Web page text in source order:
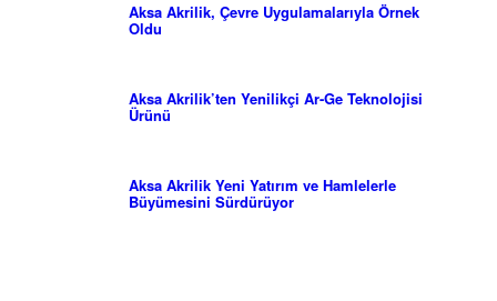
Aksa Akrilik, Çevre Uygulamalarıyla Örnek
Oldu
Aksa Akrilik’ten Yenilikçi Ar-Ge Teknolojisi
Ürünü
Aksa Akrilik Yeni Yatırım ve Hamlelerle
Büyümesini Sürdürüyor